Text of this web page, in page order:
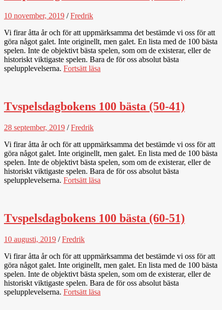
10 november, 2019 /Fredrik
Vi firar åtta år och för att uppmärksamma det bestämde vi oss för att
göra något galet. Inte originellt, men galet. En lista med de 100 bästa
spelen. Inte de objektivt bästa spelen, som om de existerar, eller de
historiskt viktigaste spelen. Bara de för oss absolut bästa
spelupplevelserna. Fortsätt läsa
Tvspelsdagbokens 100 bästa (50-41)
28 september, 2019 /Fredrik
Vi firar åtta år och för att uppmärksamma det bestämde vi oss för att
göra något galet. Inte originellt, men galet. En lista med de 100 bästa
spelen. Inte de objektivt bästa spelen, som om de existerar, eller de
historiskt viktigaste spelen. Bara de för oss absolut bästa
spelupplevelserna. Fortsätt läsa
Tvspelsdagbokens 100 bästa (60-51)
10 augusti, 2019 /Fredrik
Vi firar åtta år och för att uppmärksamma det bestämde vi oss för att
göra något galet. Inte originellt, men galet. En lista med de 100 bästa
spelen. Inte de objektivt bästa spelen, som om de existerar, eller de
historiskt viktigaste spelen. Bara de för oss absolut bästa
spelupplevelserna. Fortsätt läsa